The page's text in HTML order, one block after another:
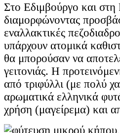
Στο Εδιμβούργο και
διαμορφώνοντας
εναλλακτικές
υπάρχουν ατομικά
θα μπορούσαν να
γειτονιάς. Η
από τριφύλλι (με πολύ
αρωματικά ελληνικά
χρήση (μαγείρεμα) και